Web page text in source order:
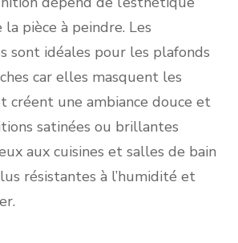
pièce à peindre. Les
sont idéales pour les plafonds
car elles masquent les
créent une ambiance douce et
satinées ou brillantes
aux cuisines et salles de bain
résistantes à l’humidité et